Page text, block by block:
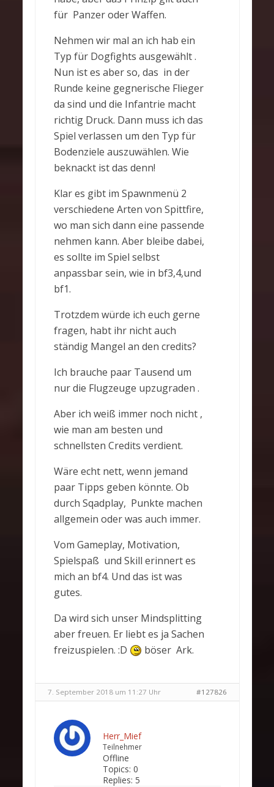
für Panzer oder Waffen.
Nehmen wir mal an ich hab ein
Typ für Dogfights ausgewählt .
Nun ist es aber so, das in der
Runde keine gegnerische Flieger
da sind und die Infantrie macht
richtig Druck. Dann muss ich das
Spiel verlassen um den Typ für
Bodenziele auszuwählen. Wie
beknackt ist das denn!
Klar es gibt im Spawnmenü 2
verschiedene Arten von Spittfire,
wo man sich dann eine passende
nehmen kann. Aber bleibe dabei,
es sollte im Spiel selbst
anpassbar sein, wie in bf3,4,und
bf1.
Trotzdem würde ich euch gerne
fragen, habt ihr nicht auch
ständig Mangel an den credits?
Ich brauche paar Tausend um
nur die Flugzeuge upzugraden .
Aber ich weiß immer noch nicht ,
wie man am besten und
schnellsten Credits verdient.
Wäre echt nett, wenn jemand
paar Tipps geben könnte. Ob
durch Sqadplay, Punkte machen
allgemein oder was auch immer.
Vom Gameplay, Motivation,
Spielspaß und Skill erinnert es
mich an bf4. Und das ist was
gutes.
Da wird sich unser Mindsplitting
aber freuen. Er liebt es ja Sachen
freizuspielen. :D
böser Ark.
7. September 2018 um 11:27 Uhr #127826
Herr_Mief
Teilnehmer
Offline
Topics: 0
Replies: 5